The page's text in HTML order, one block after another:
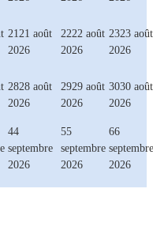
2121 août
2026
2222 août
2026
2323 août
2026
2828 août
2026
2929 août
2026
3030 août
2026
44
septembre
2026
55
septembre
2026
66
septembre
2026